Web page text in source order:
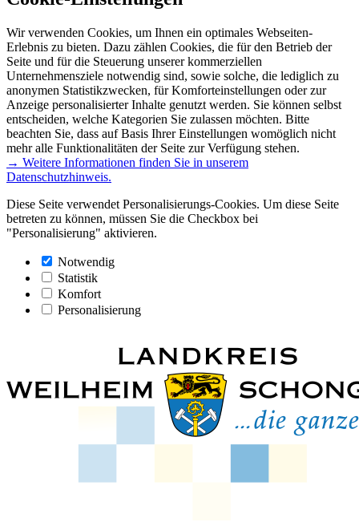
Wir verwenden Cookies, um Ihnen ein optimales Webseiten-
Erlebnis zu bieten. Dazu zählen Cookies, die für den Betrieb der
Seite und für die Steuerung unserer kommerziellen
Unternehmensziele notwendig sind, sowie solche, die lediglich zu
anonymen Statistikzwecken, für Komforteinstellungen oder zur
Anzeige personalisierter Inhalte genutzt werden. Sie können selbst
entscheiden, welche Kategorien Sie zulassen möchten. Bitte
beachten Sie, dass auf Basis Ihrer Einstellungen womöglich nicht
mehr alle Funktionalitäten der Seite zur Verfügung stehen.
→ Weitere Informationen finden Sie in unserem
Datenschutzhinweis.
Diese Seite verwendet Personalisierungs-Cookies. Um diese Seite
betreten zu können, müssen Sie die Checkbox bei
"Personalisierung" aktivieren.
Notwendig
Statistik
Komfort
Personalisierung